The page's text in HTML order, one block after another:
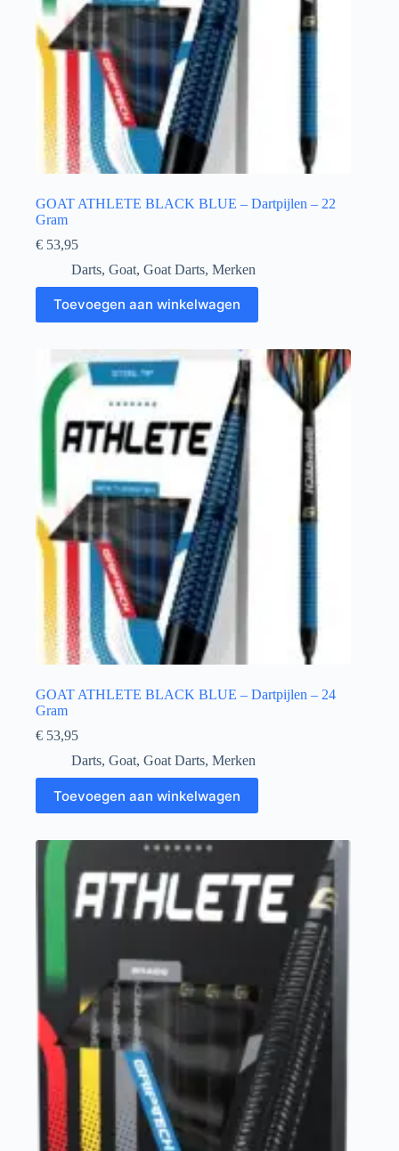
GOAT ATHLETE BLACK BLUE – Dartpijlen – 22
Gram
€ 53,95
Darts, Goat, Goat Darts, Merken
Toevoegen aan winkelwagen
GOAT ATHLETE BLACK BLUE – Dartpijlen – 24
Gram
€ 53,95
Darts, Goat, Goat Darts, Merken
Toevoegen aan winkelwagen